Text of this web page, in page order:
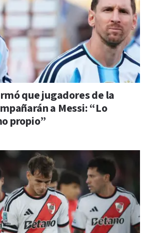
que jugadores de la
a Messi: “Lo
propio”